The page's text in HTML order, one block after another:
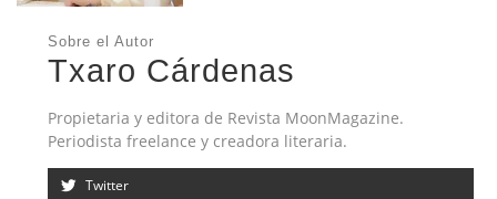
Sobre el Autor
Txaro Cárdenas
Propietaria y editora de Revista MoonMagazine.
Periodista freelance y creadora literaria.
Twitter